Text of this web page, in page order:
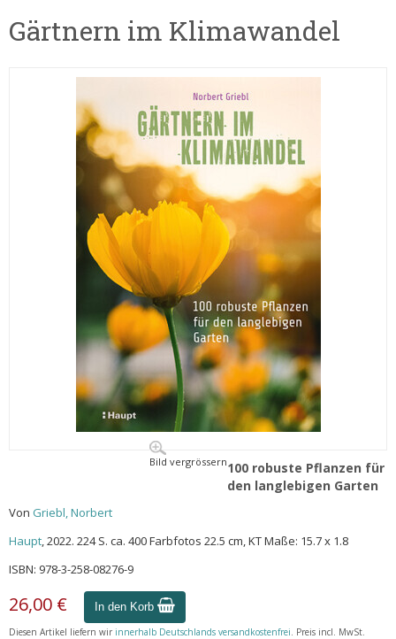
Gärtnern im Klimawandel
Bild vergrössern100 robuste Pflanzen für
den langlebigen Garten
Von Griebl, Norbert
Haupt, 2022. 224 S. ca. 400 Farbfotos 22.5 cm, KT Maße: 15.7 x 1.8
ISBN: 978-3-258-08276-9
26,00 € In den Korb
Diesen Artikel liefern wir innerhalb Deutschlands versandkostenfrei. Preis incl. MwSt.